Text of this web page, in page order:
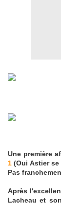
Une première
1 (Oui Astier
Pas
Après
Lacheau et